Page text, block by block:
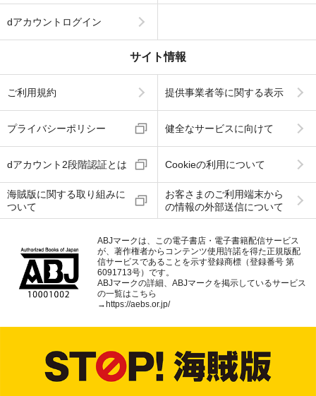
dアカウントログイン
サイト情報
ご利用規約 提供事業者等に関する表示
プライバシーポリシー 健全なサービスに向けて
dアカウント2段階認証とは Cookieの利用について
海賊版に関する取り組みに
ついて
お客さまのご利用端末から
の情報の外部送信について
ABJマークは、この電子書店・電子書籍配信サービス
が、著作権者からコンテンツ使用許諾を得た正規版配
信サービスであることを示す登録商標（登録番号 第
6091713号）です。
ABJマークの詳細、ABJマークを掲示しているサービス
の一覧はこちら
→ https://aebs.or.jp/